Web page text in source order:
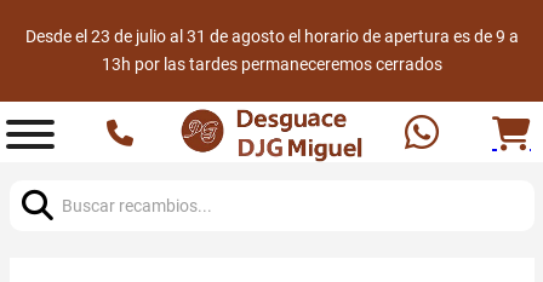
Desde el 23 de julio al 31 de agosto el horario de apertura es de 9 a
13h por las tardes permaneceremos cerrados